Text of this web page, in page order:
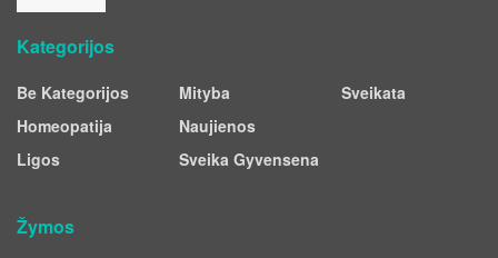
Kategorijos
Be Kategorijos
Homeopatija
Ligos
Mityba
Naujienos
Sveika Gyvensena
Sveikata
Žymos